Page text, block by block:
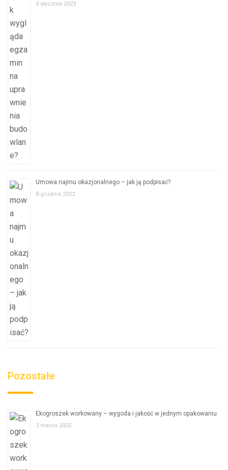
4 stycznia 2023
Umowa najmu okazjonalnego – jak ją podpisać?
8 grudnia 2022
Pozostałe
Ekogroszek workowany – wygoda i jakość w jednym opakowaniu
3 marca 2025